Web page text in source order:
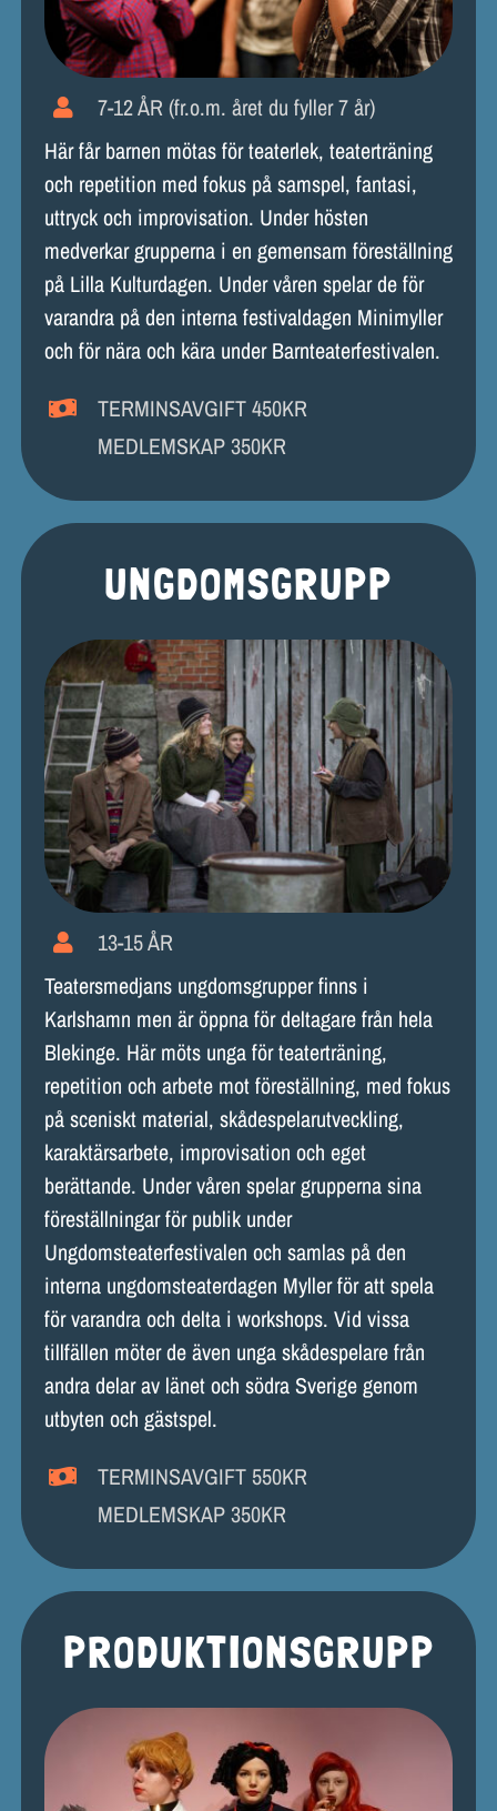
7-12 ÅR (fr.o.m. året du fyller 7 år)
Här får barnen mötas för teaterlek, teaterträning
och repetition med fokus på samspel, fantasi,
uttryck och improvisation. Under hösten
medverkar grupperna i en gemensam föreställning
på Lilla Kulturdagen. Under våren spelar de för
varandra på den interna festivaldagen Minimyller
och för nära och kära under Barnteaterfestivalen.
TERMINSAVGIFT 450KR
MEDLEMSKAP 350KR
UNGDOMSGRUPP
13-15 ÅR
Teatersmedjans ungdomsgrupper finns i
Karlshamn men är öppna för deltagare från hela
Blekinge. Här möts unga för teaterträning,
repetition och arbete mot föreställning, med fokus
på sceniskt material, skådespelarutveckling,
karaktärsarbete, improvisation och eget
berättande. Under våren spelar grupperna sina
föreställningar för publik under
Ungdomsteaterfestivalen och samlas på den
interna ungdomsteaterdagen Myller för att spela
för varandra och delta i workshops. Vid vissa
tillfällen möter de även unga skådespelare från
andra delar av länet och södra Sverige genom
utbyten och gästspel.
TERMINSAVGIFT 550KR
MEDLEMSKAP 350KR
PRODUKTIONSGRUPP